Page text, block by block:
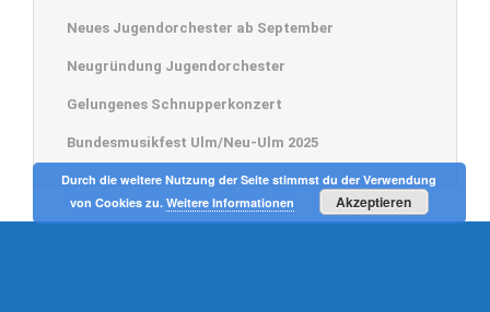
Neues Jugendorchester ab September
Neugründung Jugendorchester
Gelungenes Schnupperkonzert
Bundesmusikfest Ulm/Neu-Ulm 2025
© 2015 Gimbsheimer Blasorchester • Konzeption -> Text:Bärbel Folten•
Ursula Minkenberg
Durch die weitere Nutzung der Seite stimmst du der Verwendung
von Cookies zu. Weitere Informationen Akzeptieren